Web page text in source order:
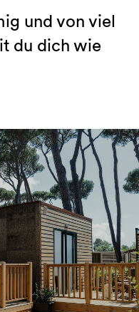
und von viel
du dich wie